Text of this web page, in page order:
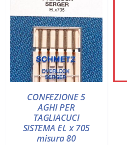
CONFEZIONE 5
AGHI PER
TAGLIACUCI
SISTEMA EL x 705
misura 80